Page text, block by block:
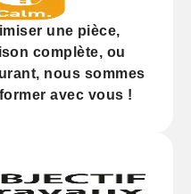
une pièce,
complète, ou
nous sommes
avec vous !